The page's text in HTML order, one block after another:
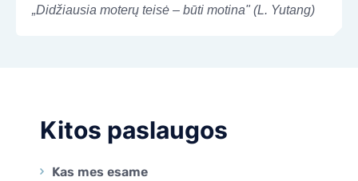
„Didžiausia moterų teisė – būti motina" (L. Yutang)
Kitos paslaugos
Kas mes esame